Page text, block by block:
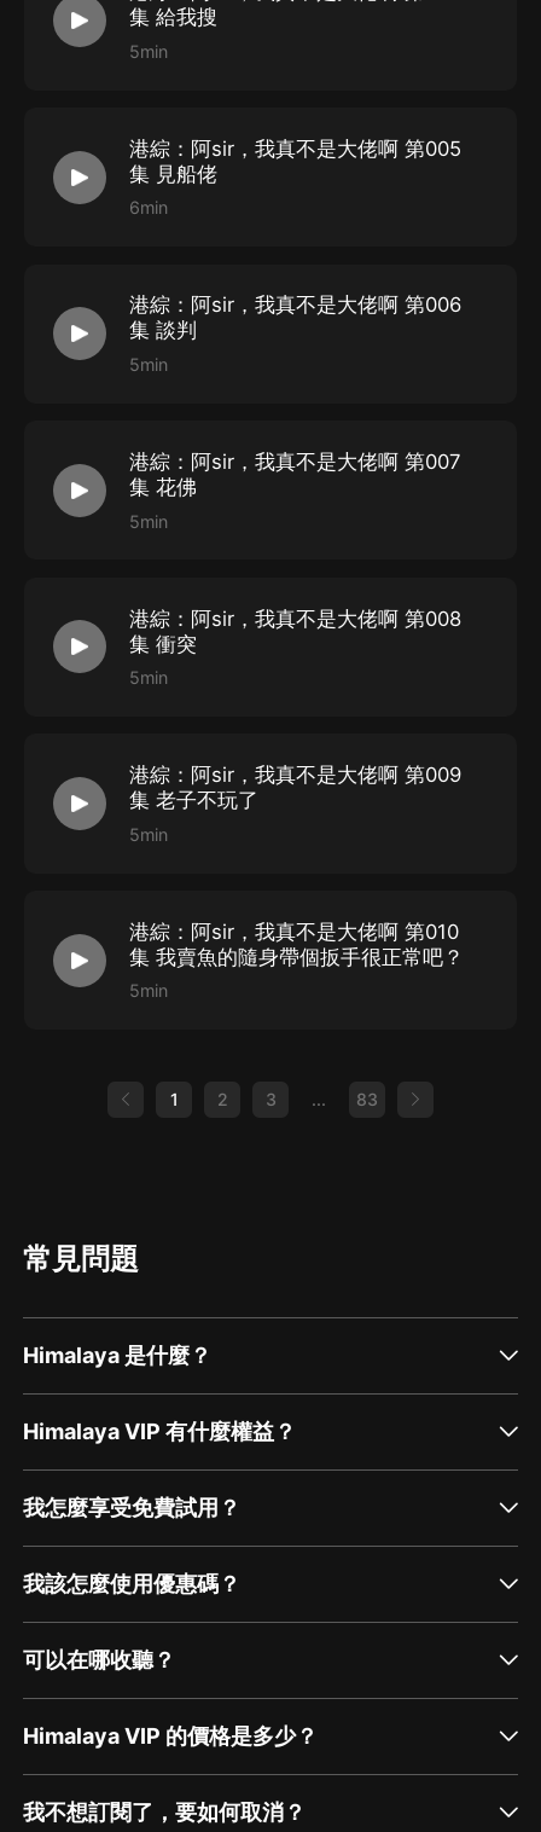
集 給我搜
5min
港綜：阿sir，我真不是大佬啊 第005
集 見船佬
6min
港綜：阿sir，我真不是大佬啊 第006
集 談判
5min
港綜：阿sir，我真不是大佬啊 第007
集 花佛
5min
港綜：阿sir，我真不是大佬啊 第008
集 衝突
5min
港綜：阿sir，我真不是大佬啊 第009
集 老子不玩了
5min
港綜：阿sir，我真不是大佬啊 第010
集 我賣魚的隨身帶個扳手很正常吧？
5min
1 2 3 ... 83
常見問題
Himalaya 是什麼？
Himalaya VIP 有什麼權益？
我怎麼享受免費試用？
我該怎麼使用優惠碼？
可以在哪收聽？
Himalaya VIP 的價格是多少？
我不想訂閱了，要如何取消？